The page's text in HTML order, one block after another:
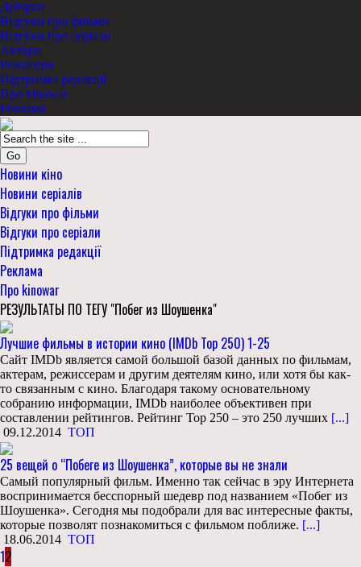
Добірки
Відгуки про фільми
Відгуки про серіали
Актори
Режисери
Підтримка редакції
Про kinowar
Реклама
Go
Новини кіно
Новини серіалів
Відгуки про фільми
Відгуки про серіали
Підтримка редакції
Реклама
Про kinowar
РЕЗУЛЬТАТЫ ПО ТЕГУ "Побег из Шоушенка"
Лучшие фильмы в истории кино (IMDb Top 250) 1-25
Сайт IMDb является самой большой базой данных по фильмам,
актерам, режиссерам и другим деятелям кино, или хотя бы как-
то связанным с кино. Благодаря такому основательному
собранию информации, IMDb наиболее объективен при
составлении рейтингов. Рейтинг Top 250 – это 250 лучших [...]
09.12.2014 ТОП
25 вещей о “Побеге из Шоушенка”, которые вы не знали
Самый популярный фильм. Именно так сейчас в эру Интернета
воспринимается бесспорный шедевр под названием «Побег из
Шоушенка». Сегодня мы подобрали для вас интересные факты,
которые позволят познакомиться с фильмом поближе. [...]
18.06.2014 ТОП
12